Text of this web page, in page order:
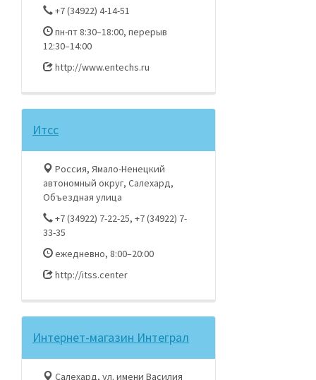
+7 (34922) 4-14-51
пн-пт 8:30–18:00, перерыв
12:30–14:00
http://www.entechs.ru
Итсс
Россия, Ямало-Ненецкий
автономный округ, Салехард,
Объездная улица
+7 (34922) 7-22-25, +7 (34922) 7-
33-35
ежедневно, 8:00–20:00
http://itss.center
Интернет-магазин Интеграл
Салехард, ул. имени Василия